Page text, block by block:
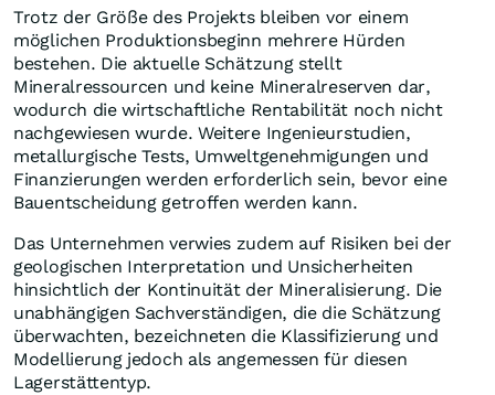
Trotz der Größe des Projekts bleiben vor einem
möglichen Produktionsbeginn mehrere Hürden
bestehen. Die aktuelle Schätzung stellt
Mineralressourcen und keine Mineralreserven dar,
wodurch die wirtschaftliche Rentabilität noch nicht
nachgewiesen wurde. Weitere Ingenieurstudien,
metallurgische Tests, Umweltgenehmigungen und
Finanzierungen werden erforderlich sein, bevor eine
Bauentscheidung getroffen werden kann.
Das Unternehmen verwies zudem auf Risiken bei der
geologischen Interpretation und Unsicherheiten
hinsichtlich der Kontinuität der Mineralisierung. Die
unabhängigen Sachverständigen, die die Schätzung
überwachten, bezeichneten die Klassifizierung und
Modellierung jedoch als angemessen für diesen
Lagerstättentyp.